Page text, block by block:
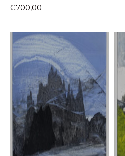
€700,00